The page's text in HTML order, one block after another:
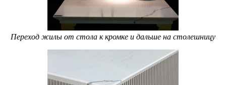
Переход жилы от стола к кромке и дальше на столешницу